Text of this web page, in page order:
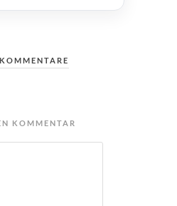
KOMMENTAR